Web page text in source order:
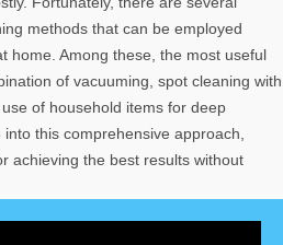
methods that can be employed
home. Among these, the most useful
of vacuuming, spot cleaning with
of household items for deep
this comprehensive approach,
achieving the best results without